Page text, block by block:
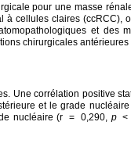
pour une masse
cellules claires (ccRCC),
et des
chirurgicales antérieures
Une corrélation positive
et le grade
nucléaire (r = 0,290, p